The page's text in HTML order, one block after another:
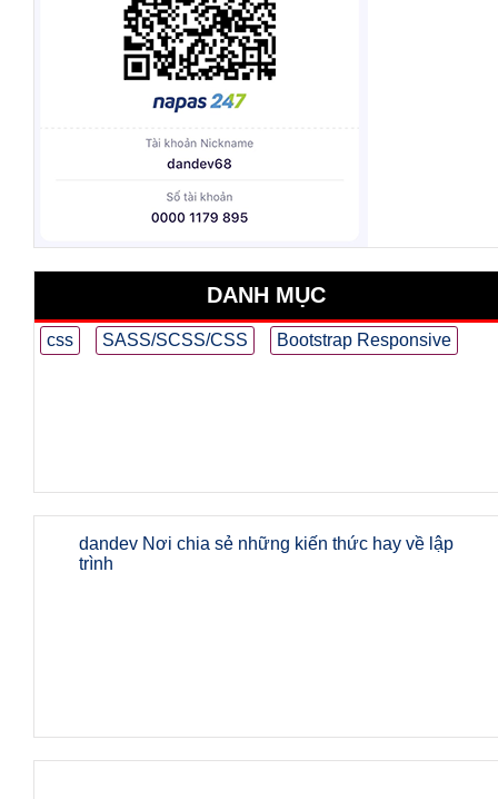
DANH MỤC
css SASS/SCSS/CSS Bootstrap Responsive
dandev Nơi chia sẻ những kiến thức hay về lập
trình